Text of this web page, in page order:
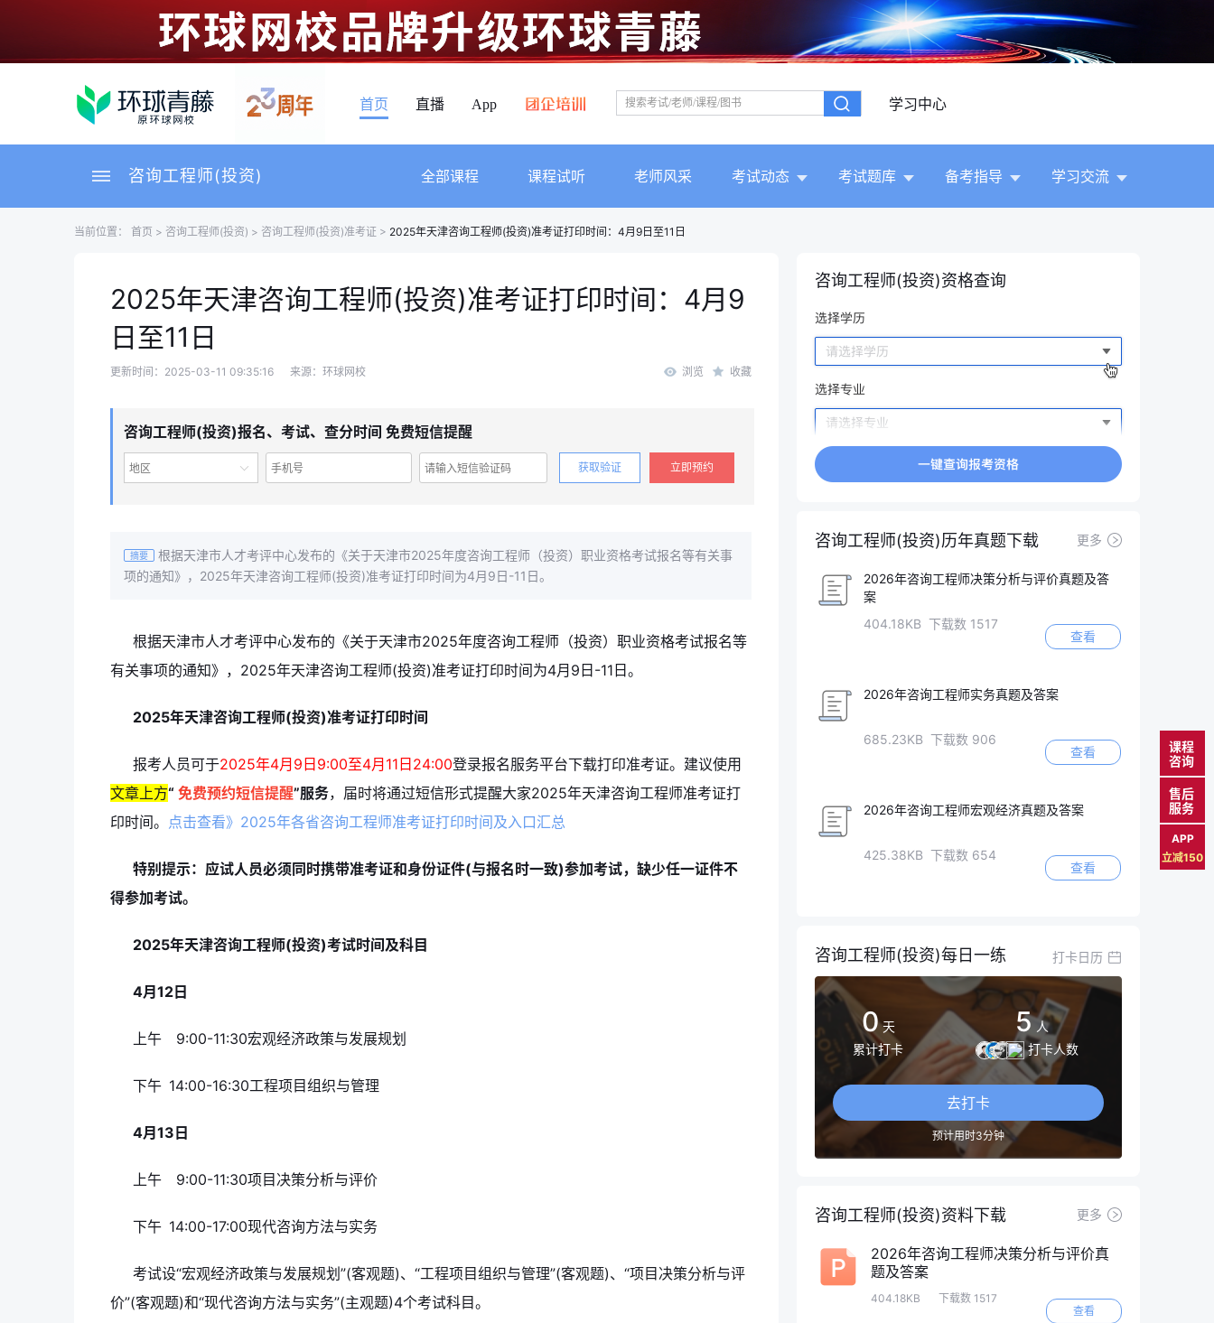
首页 直播 App 学习中心
咨询工程师(投资) 全部课程 课程试听 老师风采 考试动态 考试题库 备考指导 学习交流
当前位置： 首页 > 咨询工程师(投资) > 咨询工程师(投资)准考证 > 2025年天津咨询工程师(投资)准考证打印时间：4月9日至11日
2025年天津咨询工程师(投资)准考证打印时间：4月9
日至11日
更新时间：2025-03-11 09:35:16 来源：环球网校 浏览 收藏
咨询工程师(投资)报名、考试、查分时间 免费短信提醒
地区 获取验证 立即预约
摘要
根据天津市人才考评中心发布的《关于天津市2025年度咨询工程师（投资）职业资格考试报名等有关事
项的通知》，2025年天津咨询工程师(投资)准考证打印时间为4月9日-11日。
根据天津市人才考评中心发布的《关于天津市2025年度咨询工程师（投资）职业资格考试报名等
有关事项的通知》，2025年天津咨询工程师(投资)准考证打印时间为4月9日-11日。
2025年天津咨询工程师(投资)准考证打印时间
报考人员可于2025年4月9日9:00至4月11日24:00登录报名服务平台下载打印准考证。建议使用
文章上方“ 免费预约短信提醒”服务，届时将通过短信形式提醒大家2025年天津咨询工程师准考证打
印时间。 点击查看》2025年各省咨询工程师准考证打印时间及入口汇总
特别提示：应试人员必须同时携带准考证和身份证件(与报名时一致)参加考试，缺少任一证件不
得参加考试。
2025年天津咨询工程师(投资)考试时间及科目
4月12日
上午 9:00-11:30宏观经济政策与发展规划
下午 14:00-16:30工程项目组织与管理
4月13日
上午 9:00-11:30项目决策分析与评价
下午 14:00-17:00现代咨询方法与实务
考试设“宏观经济政策与发展规划”(客观题)、“工程项目组织与管理”(客观题)、“项目决策分析与评
价”(客观题)和“现代咨询方法与实务”(主观题)4个考试科目。
咨询工程师(投资)资格查询
咨询工程师(投资)历年真题下载 更多
2026年咨询工程师决策分析与评价真题及答
案
404.18KB 下载数 1517
查看
2026年咨询工程师实务真题及答案
685.23KB 下载数 906
查看
2026年咨询工程师宏观经济真题及答案
425.38KB 下载数 654
查看
咨询工程师(投资)每日一练 打卡日历
0 天
累计打卡
5 人
打卡人数
去打卡
预计用时3分钟
咨询工程师(投资)资料下载 更多
2026年咨询工程师决策分析与评价真
题及答案
404.18KB
下载数 1517
查看
课程
咨询
售后
服务
APP
立减150